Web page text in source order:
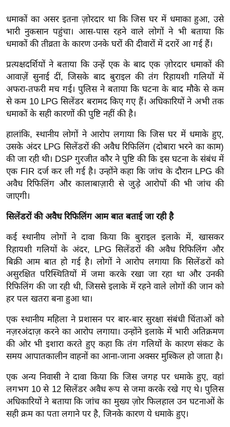
श
ख्सि
य
त
यं
ग
इं
डि
या
सा
हि
त्य
ज
ग
त
ऑ
टो
व
र्ल्ड
न्यू
ज
ब्री
फ
म
नो
ज
न
ज
धमाकों का असर इतना ज़ोरदार था कि जिस घर में धमाका हुआ, उसे
भारी नुकसान पहुंचा। आस-पास रहने वाले लोगों ने भी बताया कि
धमाकों की तीव्रता के कारण उनके घरों की दीवारों में दरारें आ गई हैं।
प्रत्यक्षदर्शियों ने बताया कि उन्हें एक के बाद एक ज़ोरदार धमाकों की
आवाज़ें सुनाई दीं, जिसके बाद बुराइल की तंग रिहायशी गलियों में
अफरा-तफरी मच गई। पुलिस ने बताया कि घटना के बाद मौके से कम
से कम 10 LPG सिलेंडर बरामद किए गए हैं। अधिकारियों ने अभी तक
धमाकों के सही कारणों की पुष्टि नहीं की है।
हालांकि, स्थानीय लोगों ने आरोप लगाया कि जिस घर में धमाके हुए,
उसके अंदर LPG सिलेंडरों की अवैध रिफिलिंग (दोबारा भरने का काम)
की जा रही थी। DSP गुरजीत कौर ने पुष्टि की कि इस घटना के संबंध में
एक FIR दर्ज कर ली गई है। उन्होंने कहा कि जांच के दौरान LPG की
अवैध रिफिलिंग और कालाबाज़ारी से जुड़े आरोपों की भी जांच की
जाएगी।
सिलेंडरों की अवैध रिफिलिंग आम बात बताई जा रही है
कई स्थानीय लोगों ने दावा किया कि बुराइल इलाके में, खासकर
रिहायशी गलियों के अंदर, LPG सिलेंडरों की अवैध रिफिलिंग और
बिक्री आम बात हो गई है। लोगों ने आरोप लगाया कि सिलेंडरों को
असुरक्षित परिस्थितियों में जमा करके रखा जा रहा था और उनकी
रिफिलिंग की जा रही थी, जिससे इलाके में रहने वाले लोगों की जान को
हर पल खतरा बना हुआ था।
एक स्थानीय महिला ने प्रशासन पर बार-बार सुरक्षा संबंधी चिंताओं को
नज़रअंदाज़ करने का आरोप लगाया। उन्होंने इलाके में भारी अतिक्रमण
की ओर भी इशारा करते हुए कहा कि तंग गलियों के कारण संकट के
समय आपातकालीन वाहनों का आना-जाना अक्सर मुश्किल हो जाता है।
एक अन्य निवासी ने दावा किया कि जिस जगह पर धमाके हुए, वहां
लगभग 10 से 12 सिलेंडर अवैध रूप से जमा करके रखे गए थे। पुलिस
अधिकारियों ने बताया कि जांच का मुख्य ज़ोर फिलहाल उन घटनाओं के
सही क्रम का पता लगाने पर है, जिनके कारण ये धमाके हुए।